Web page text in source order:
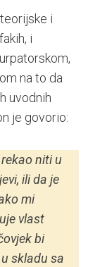
i
i
na to da
uvodnih
je govorio:
niti u
ili da je
mi
vlast
bi
skladu sa